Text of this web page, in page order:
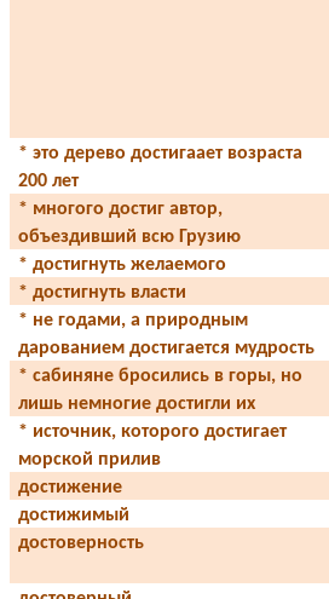
* это дерево достигаает возраста
200 лет
* многого достиг автор,
объездивший всю Грузию
* достигнуть желаемого
* достигнуть власти
* не годами, а природным
дарованием достигается мудрость
* сабиняне бросились в горы, но
лишь немногие достигли их
* источник, которого достигает
морской прилив
достижение
достижимый
достоверность